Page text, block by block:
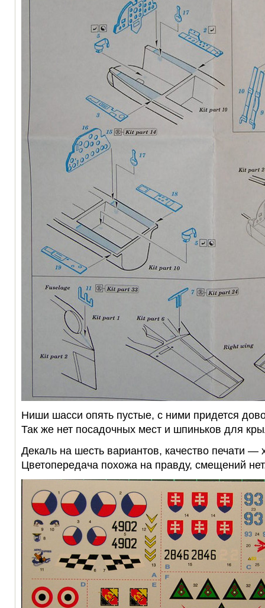
Ниши шасси опять пустые, с ними придется
Так же нет посадочных мест и шпиньков для
Декаль на шесть вариантов, качество печати —
Цветопередача похожа на правду, смещений